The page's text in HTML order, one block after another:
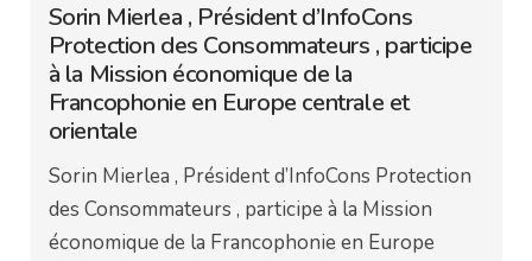
Sorin Mierlea , Président d’InfoCons
Protection des Consommateurs , participe
à la Mission économique de la
Francophonie en Europe centrale et
orientale
Sorin Mierlea , Président d’InfoCons Protection
des Consommateurs , participe à la Mission
économique de la Francophonie en Europe